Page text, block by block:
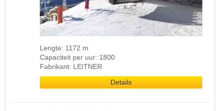
Lengte: 1172 m
Capaciteit per uur: 1800
Fabrikant: LEITNER
Details